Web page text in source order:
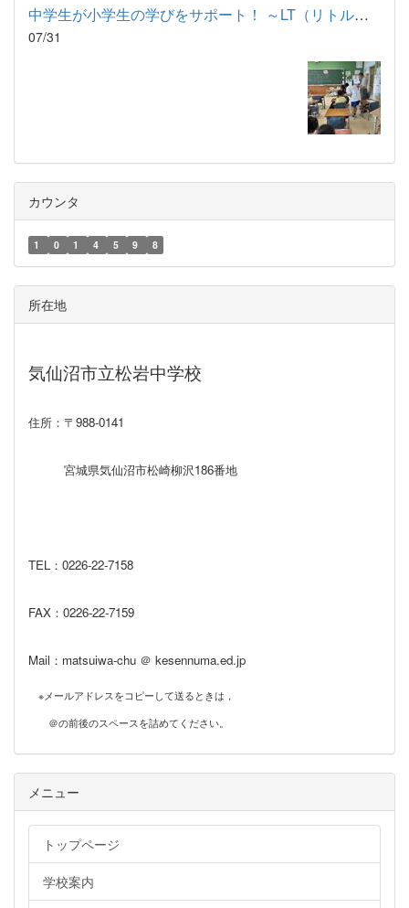
中学生が小学生の学びをサポート！ ～LT（リトルティーチャー）プ...
07/31
カウンタ
1 0 1 4 5 9 8
所在地
気仙沼市立松岩中学校
住所：〒988-0141
宮城県気仙沼市松崎柳沢186番地
TEL：0226‐22‐7158
FAX：0226‐22‐7159
Mail：matsuiwa-chu ＠ kesennuma.ed.jp
※メールアドレスをコピーして送るときは，
＠の前後のスペースを詰めてください。
メニュー
トップページ
学校案内